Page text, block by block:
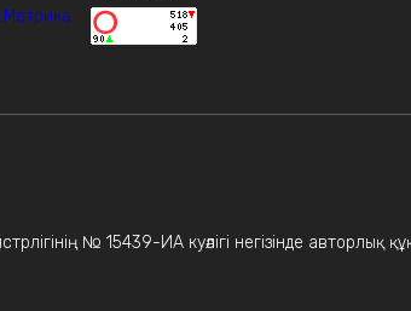
№ 15439-ИА куәлігі негізінде авторлық